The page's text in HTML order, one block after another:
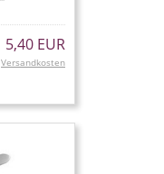
5,40 EUR
Versandkosten